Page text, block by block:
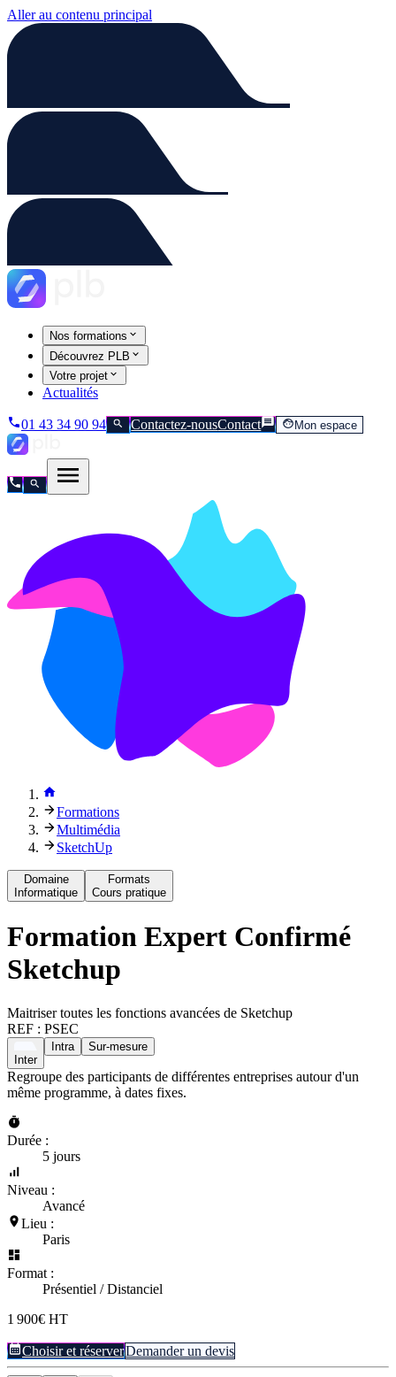
Aller au contenu principal
Nos formations
Découvrez PLB
Votre projet
Actualités
01 43 34 90 94 Contactez-nousContact Mon espace
Formations
Multimédia
SketchUp
Domaine
Informatique
Formats
Cours pratique
Formation Expert Confirmé
Sketchup
Maitriser toutes les fonctions avancées de Sketchup
REF : PSEC
Inter
Intra Sur-mesure
Regroupe des participants de différentes entreprises autour d'un
même programme, à dates fixes.
Durée :
5 jours
Niveau :
Avancé
Lieu :
Paris
Format :
Présentiel / Distanciel
1 900€ HT
Choisir et réserverDemander un devis